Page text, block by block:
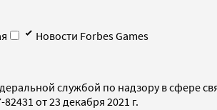
Новости Forbes Games
службой по надзору в сфере
от 23 декабря 2021 г.